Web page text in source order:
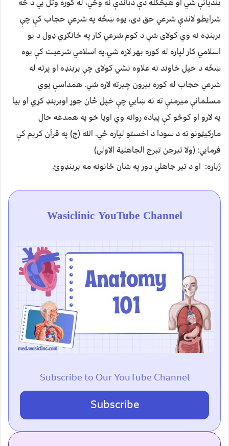
بنديانې شي او هيڅکله دې دباندې نه وځي، له کوره وتل يي د څه
شرايطو لاندې شرعي حق دی، يوه ښځه په شرعي حجاب کې چې
بربنډه نه وي کولای شي د کوم شرعي کار په ځانګړي ډول د يو
اسلامي کار لپاره له کوره بهر لاړه شي.په اسلامي شرعيت کې يوه
ښځه د خپل خاوند نه علاوه نشي کولای چې بربنډه او پرته له
شرعي حجاب له کوره بيرون چيرته لاړه شي. همداسې يوي
مسلمانې ميرمنې ته نه ښايي چې خپل ځان جوړ اوبربنډ کړي او بيا
په لارو او کوڅو کې پياده روانه وي اويا خو په همدغه حال
مارکيټونو ته د سودا د اخستو لپاره ځي. الله (ج) په قرآن کريم کې
فرمايي: (ولا تبرجن تبرج الجاهلية الاولی)
ژباړه: او د تير جاهلي دور په شان ځانونه مه بربنډوئ.
Wasiclinic YouTube Channel
Subscribe to Our YouTube Channel
Subscribe